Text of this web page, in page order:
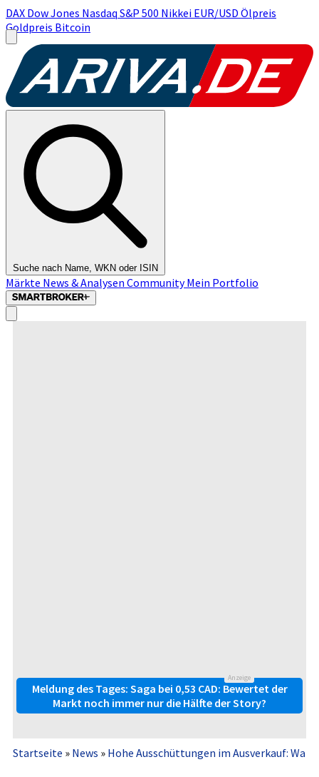
DAX Dow Jones Nasdaq S&P 500 Nikkei EUR/USD Ölpreis
Goldpreis Bitcoin
Suche nach Name, WKN oder ISIN
Märkte News & Analysen CommunityMein Portfolio
Anzeige
Meldung des Tages: Saga bei 0,53 CAD: Bewertet der
Markt noch immer nur die Hälfte der Story?
Startseite » News » Hohe Ausschüttungen im Ausverkauf: